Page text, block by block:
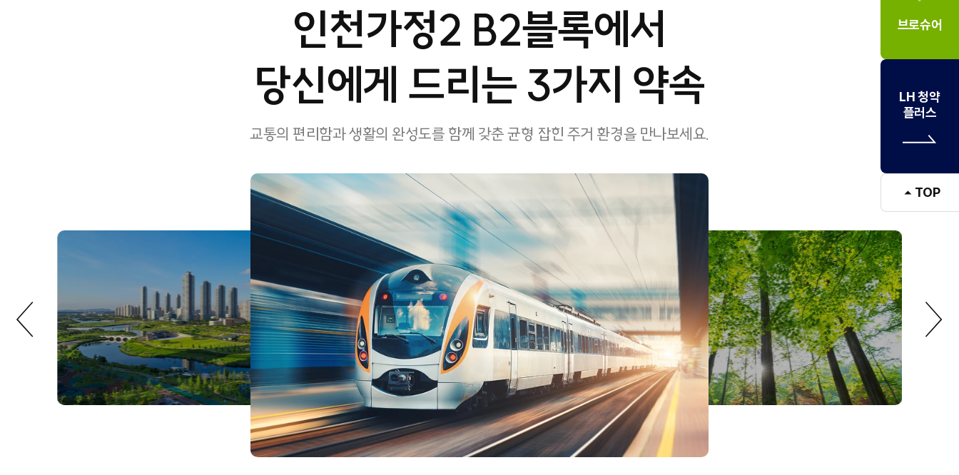
인천가정2 B2블록에서
당신에게 드리는 3가지 약속
교통의 편리함과 생활의 완성도를 함께 갖춘 균형 잡힌 주거 환경을 만나보세요.
이전 슬라이드
브로슈어
LH 청약
플러스
TOP